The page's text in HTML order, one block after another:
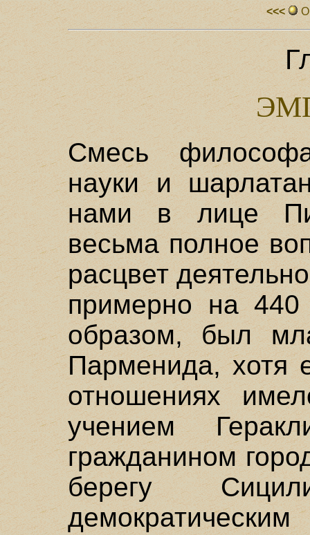
<<<
Смесь
науки и
нами в лице
весьма полное
расцвет
примерно на
образом, был
Парменида, хотя
отношениях
учением
гражданином
берегу